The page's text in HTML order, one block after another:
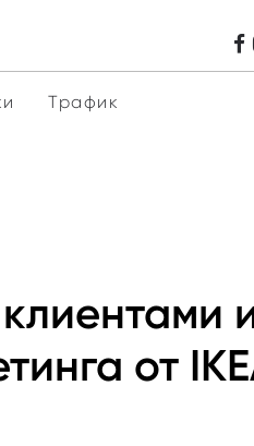
Трафик
от